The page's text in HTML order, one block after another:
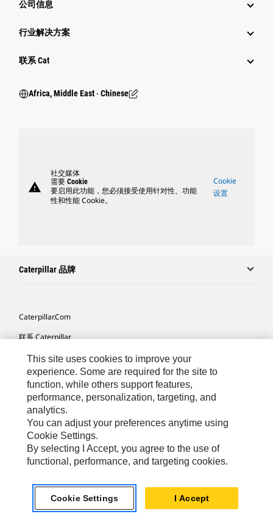
公司信息
行业解决方案
行业
联系 Cat
Africa, Middle East ‧ Chinese
warning
社交媒体
需要 Cookie
要启用此功能，您必须接受使用针对性、功能
性和性能 Cookie。
Cookie
设置
Caterpillar 品牌
Caterpillar.com
联系 Caterpillar
我的营销首选项
站点地图
Cookie Settings
法律
隐私
Africa, Middle East ‧ Chinese© 2026 Caterpillar. 保留所有权利
This site uses cookies to improve your
experience. Some are required for the site to
function, while others support features,
performance, personalization, targeting, and
analytics.
You can adjust your preferences anytime using
Cookie Settings.
By selecting I Accept, you agree to the use of
functional, performance, and targeting cookies.
Cookie Settings I Accept